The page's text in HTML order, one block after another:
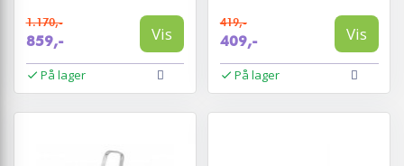
1.170,-
859,- Vis
På lager
419,-
409,- Vis
På lager